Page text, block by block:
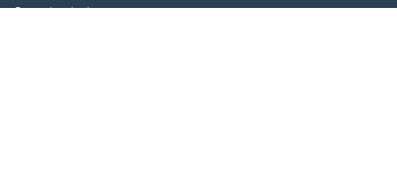
Contador de dias